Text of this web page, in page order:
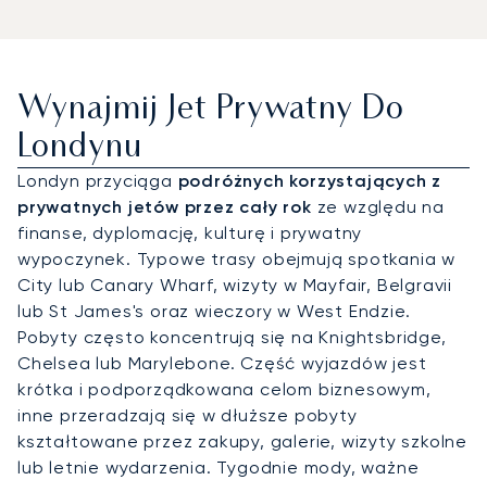
Wynajmij Jet Prywatny Do
Londynu
Londyn przyciąga podróżnych korzystających z
prywatnych jetów przez cały rok ze względu na
finanse, dyplomację, kulturę i prywatny
wypoczynek. Typowe trasy obejmują spotkania w
City lub Canary Wharf, wizyty w Mayfair, Belgravii
lub St James's oraz wieczory w West Endzie.
Pobyty często koncentrują się na Knightsbridge,
Chelsea lub Marylebone. Część wyjazdów jest
krótka i podporządkowana celom biznesowym,
inne przeradzają się w dłuższe pobyty
kształtowane przez zakupy, galerie, wizyty szkolne
lub letnie wydarzenia. Tygodnie mody, ważne